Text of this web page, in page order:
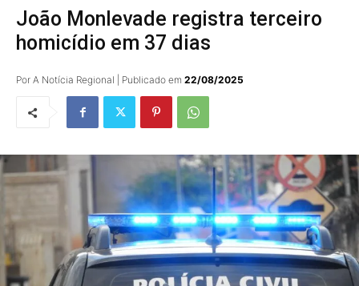
João Monlevade registra terceiro
homicídio em 37 dias
Por A Notícia Regional | Publicado em 22/08/2025